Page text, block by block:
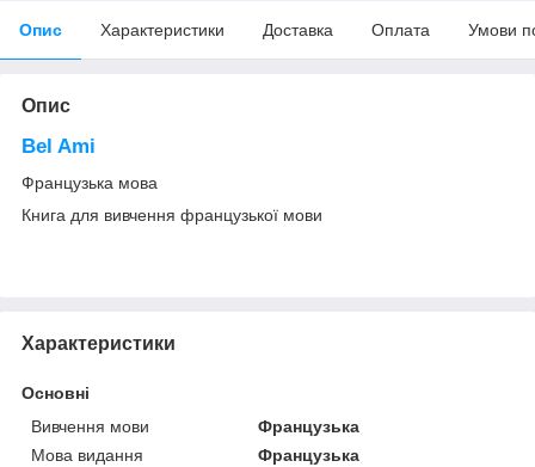
Опис Характеристики Доставка Оплата Умови
Опис
Bel Ami
Французька мова
Книга для вивчення французької мови
Характеристики
Основні
Вивчення мови
Французька
Мова видання
Французька